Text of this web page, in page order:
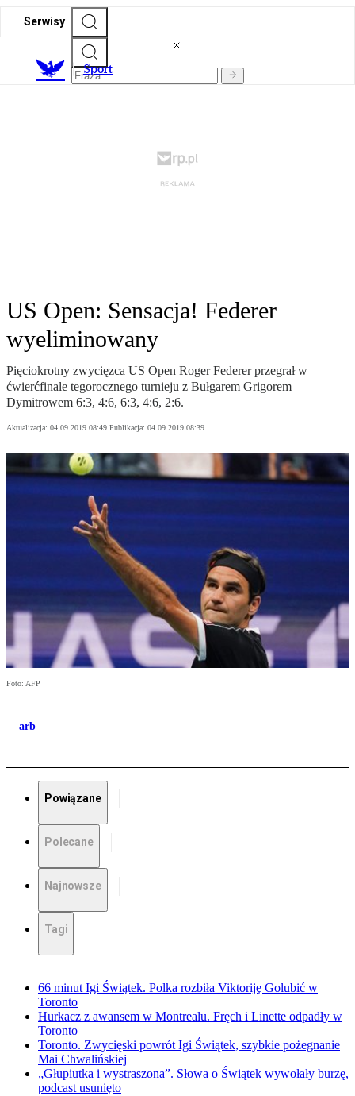
Serwisy
Sport
US Open: Sensacja! Federer
wyeliminowany
Pięciokrotny zwycięzca US Open Roger Federer przegrał w
ćwierćfinale tegorocznego turnieju z Bułgarem Grigorem
Dymitrowem 6:3, 4:6, 6:3, 4:6, 2:6.
Aktualizacja: 04.09.2019 08:49 Publikacja: 04.09.2019 08:39
Foto: AFP
arb
Powiązane
Polecane
Najnowsze
Tagi
66 minut Igi Świątek. Polka rozbiła Viktoriję Golubić w
Toronto
Hurkacz z awansem w Montrealu. Fręch i Linette odpadły w
Toronto
Toronto. Zwycięski powrót Igi Świątek, szybkie pożegnanie
Mai Chwalińskiej
„Głupiutka i wystraszona”. Słowa o Świątek wywołały burzę,
podcast usunięto